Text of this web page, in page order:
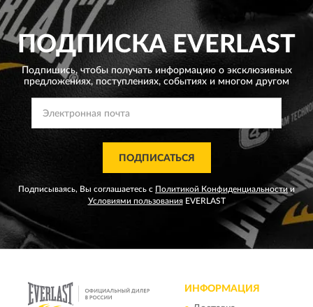
ПОДПИСКАEVERLAST
Подпишись, чтобы получать информацию о эксклюзивных
предложениях, поступлениях, событиях и многом другом
ПОДПИСАТЬСЯ
Подписываясь, Вы соглашаетесь с Политикой Конфиденциальности и
Условиями пользованияEVERLAST
ИНФОРМАЦИЯ